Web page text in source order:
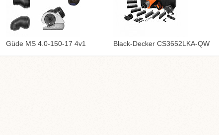
Güde MS 4.0-150-17 4v1 Black-Decker CS3652LKA-QW